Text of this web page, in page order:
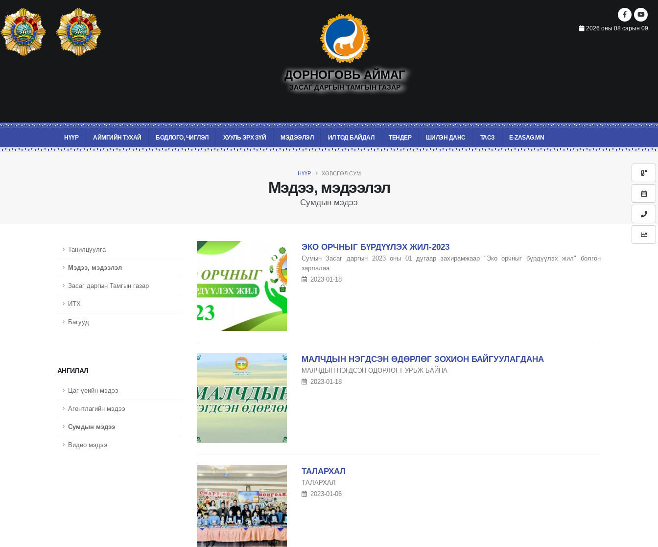
2026 оны 08 сарын 09
ДОРНОГОВЬ АЙМАГ
ЗАСАГ ДАРГЫН ТАМГЫН ГАЗАР
НҮҮР АЙМГИЙН ТУХАЙ БОДЛОГО, ЧИГЛЭЛ ХУУЛЬ ЭРХ ЗҮЙ МЭДЭЭЛЭЛ ИЛ ТОД БАЙДАЛ ТЕНДЕР ШИЛЭН ДАНС ТАСЗ E-ZASAG.MN
Мэдээ, мэдээлэл
Сумдын мэдээ
НҮҮР ХӨВСГӨЛ СУМ
Танилцуулга
Мэдээ, мэдээлэл
Засаг даргын Тамгын газар
ИТХ
Багууд
АНГИЛАЛ
Цаг үеийн мэдээ
Агентлагийн мэдээ
Сумдын мэдээ
Видео мэдээ
ЭКО ОРЧНЫГ БҮРДҮҮЛЭХ ЖИЛ-2023
Сумын Засаг даргын 2023 оны 01 дугаар захирамжаар "Эко орчныг бүрдүүлэх жил" болгон
зарлалаа.
2023-01-18
МАЛЧДЫН НЭГДСЭН ӨДӨРЛӨГ ЗОХИОН БАЙГУУЛАГДАНА
МАЛЧДЫН НЭГДСЭН ӨДӨРЛӨГТ УРЬЖ БАЙНА
2023-01-18
ТАЛАРХАЛ
ТАЛАРХАЛ
2023-01-06